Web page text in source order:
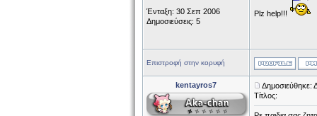
Ένταξη: 30 Σεπ 2006
Δημοσιεύσεις: 5
Plz help!!!
Επιστροφή στην κορυφή
kentayros7
Δημοσιεύθηκε:
Τίτλος: